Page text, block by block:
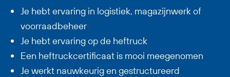
Je hebt ervaring in logistiek, magazijnwerk of
voorraadbeheer
Je hebt ervaring op de heftruck
Een heftruckcertificaat is mooi meegenomen
Je werkt nauwkeurig en gestructureerd